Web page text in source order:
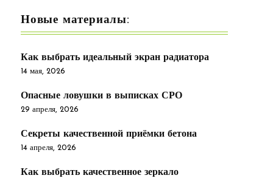
Новые материалы:
Как выбрать идеальный экран радиатора
14 мая, 2026
Опасные ловушки в выписках СРО
29 апреля, 2026
Секреты качественной приёмки бетона
14 апреля, 2026
Как выбрать качественное зеркало